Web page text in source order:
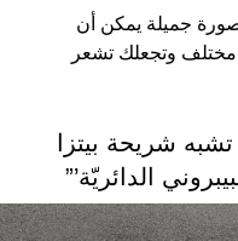
19 صورة جميلة يمكن أن
وتجعلك تشعر
تشبه شريحة بيتزا
الدائريّة’”